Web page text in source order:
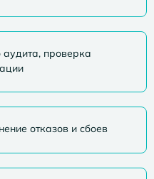
аудита, проверка
отказов и сбоев